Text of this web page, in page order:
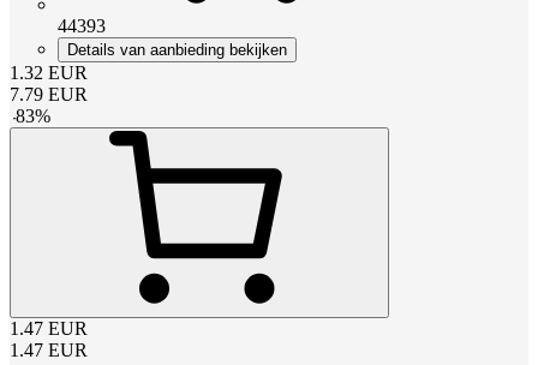
44393
Details van aanbieding bekijken
1.32 EUR
7.79 EUR
-83%
1.47 EUR
1.47 EUR